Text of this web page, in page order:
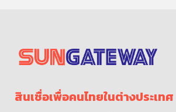
สินเชื่อเพื่อคนไทยในต่างประเทศ